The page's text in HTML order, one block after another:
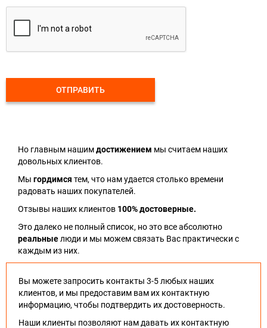
ОТПРАВИТЬ
Но главным нашимдостижением мы считаем наших
довольных клиентов.
Мы гордимся тем, что нам удается столько времени
радовать наших покупателей.
Отзывы наших клиентов 100% достоверные.
Это далеко не полный список, но это все абсолютно
реальныелюди и мы можем связать Вас практически с
каждым из них.
Вы можете запросить контакты 3-5 любых наших
клиентов, и мы предоставим вам их контактную
информацию, чтобы подтвердить их достоверность.
Наши клиенты позволяют нам давать их контактную